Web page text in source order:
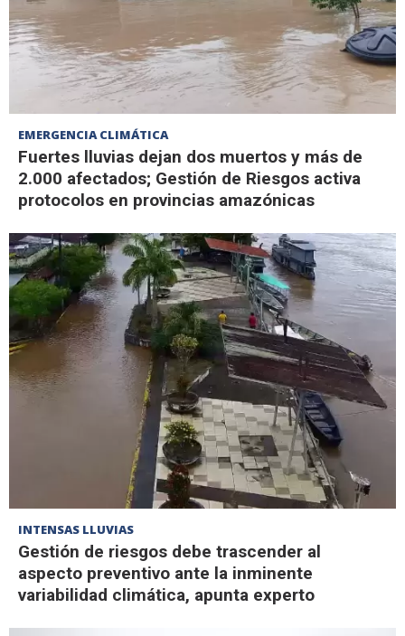
EMERGENCIA CLIMÁTICA
Fuertes lluvias dejan dos muertos y más de
2.000 afectados; Gestión de Riesgos activa
protocolos en provincias amazónicas
INTENSAS LLUVIAS
Gestión de riesgos debe trascender al
aspecto preventivo ante la inminente
variabilidad climática, apunta experto